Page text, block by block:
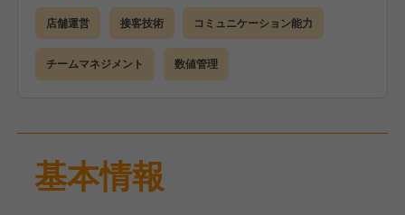
また、店長候補として、店舗運営業務全般もお任せし
ます。
希望により、合わせて調理業務に手を上げることも大
歓迎です！
店舗運営 接客技術 コミュニケーション能力
チームマネジメント 数値管理
基本情報